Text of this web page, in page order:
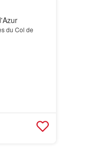
du Col de